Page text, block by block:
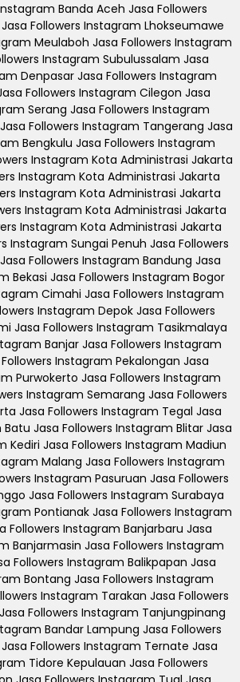
Banda Aceh Jasa Followers
Followers Instagram Lhokseumawe
Meulaboh Jasa Followers Instagram
Instagram Subulussalam Jasa
Denpasar Jasa Followers Instagram
Followers Instagram Cilegon Jasa
Serang Jasa Followers Instagram
Followers Instagram Tangerang Jasa
Bengkulu Jasa Followers Instagram
Instagram Kota Administrasi Jakarta
Instagram Kota Administrasi Jakarta
Instagram Kota Administrasi Jakarta
Instagram Kota Administrasi Jakarta
Instagram Kota Administrasi Jakarta
Instagram Sungai Penuh Jasa Followers
Followers Instagram Bandung Jasa
Bekasi Jasa Followers Instagram Bogor
Cimahi Jasa Followers Instagram
Instagram Depok Jasa Followers
Jasa Followers Instagram Tasikmalaya
Banjar Jasa Followers Instagram
Instagram Pekalongan Jasa
Purwokerto Jasa Followers Instagram
Instagram Semarang Jasa Followers
Jasa Followers Instagram Tegal Jasa
Jasa Followers Instagram Blitar Jasa
Kediri Jasa Followers Instagram Madiun
Malang Jasa Followers Instagram
Instagram Pasuruan Jasa Followers
Jasa Followers Instagram Surabaya
Pontianak Jasa Followers Instagram
Followers Instagram Banjarbaru Jasa
Banjarmasin Jasa Followers Instagram
Followers Instagram Balikpapan Jasa
Bontang Jasa Followers Instagram
Instagram Tarakan Jasa Followers
Followers Instagram Tanjungpinang
Bandar Lampung Jasa Followers
Followers Instagram Ternate Jasa
Tidore Kepulauan Jasa Followers